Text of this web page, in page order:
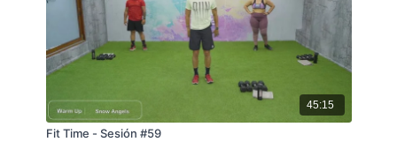
45:15
Fit Time - Sesión #59